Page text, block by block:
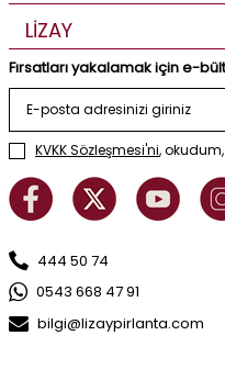
LİZAY
Fırsatları yakalamak için e-
KVKK Sözleşmesi'ni,
444 50 74
0543 668 47 91
bilgi@lizaypirlanta.com